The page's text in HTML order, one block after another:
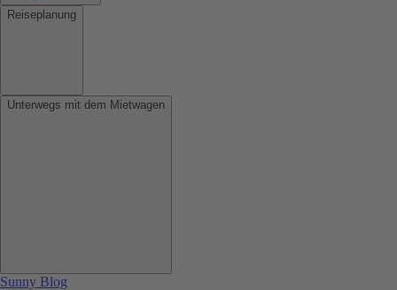
Reiseplanung
Unterwegs mit dem Mietwagen
Sunny Blog